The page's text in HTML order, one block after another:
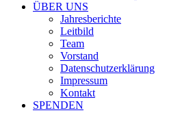
ÜBER UNS
Jahresberichte
Leitbild
Team
Vorstand
Datenschutzerklärung
Impressum
Kontakt
SPENDEN